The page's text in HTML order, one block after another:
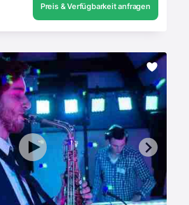
Preis & Verfügbarkeit anfragen